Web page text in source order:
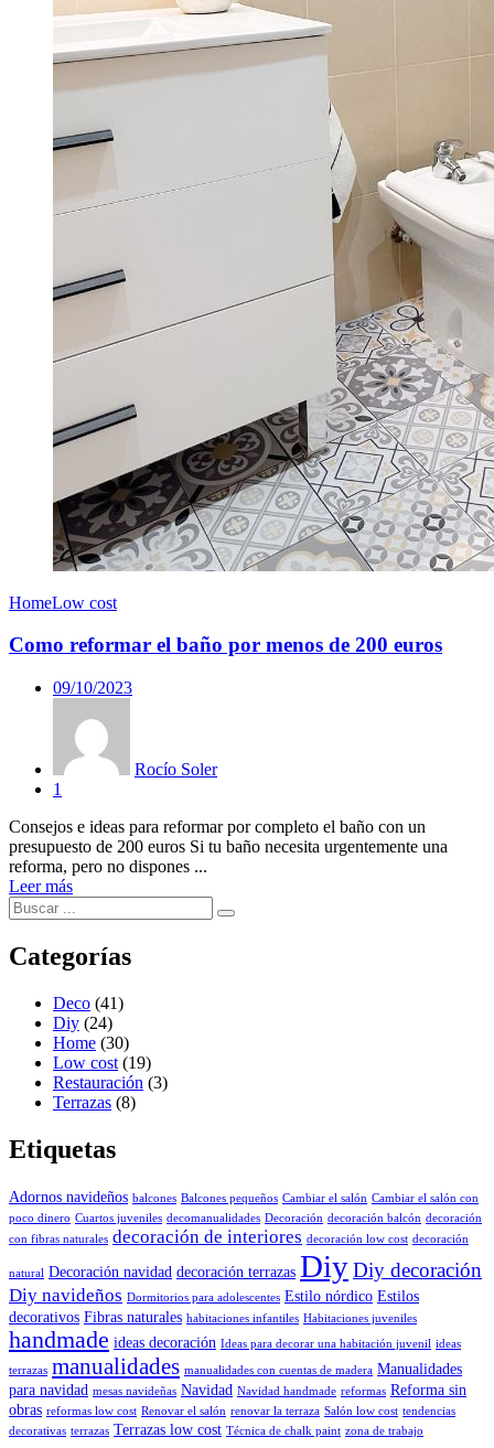
HomeLow cost
Como reformar el baño por menos de 200 euros
09/10/2023
Rocío Soler
1
Consejos e ideas para reformar por completo el baño con un
presupuesto de 200 euros Si tu baño necesita urgentemente una
reforma, pero no dispones ...
Leer más
Categorías
Deco (41)
Diy (24)
Home (30)
Low cost (19)
Restauración (3)
Terrazas (8)
Etiquetas
Adornos navideños balcones Balcones pequeños Cambiar el salón Cambiar el salón con
poco dinero Cuartos juveniles decomanualidades Decoración decoración balcón decoración
con fibras naturales decoración de interiores decoración low cost decoración
natural Decoración navidad decoración terrazas DiyDiy decoración
Diy navideños Dormitorios para adolescentes Estilo nórdico Estilos
decorativos Fibras naturales habitaciones infantiles Habitaciones juveniles
handmade ideas decoración Ideas para decorar una habitación juvenil ideas
terrazas manualidades manualidades con cuentas de madera Manualidades
para navidad mesas navideñas Navidad Navidad handmade reformas Reforma sin
obras reformas low cost Renovar el salón renovar la terraza Salón low cost tendencias
decorativas terrazas Terrazas low cost Técnica de chalk paint zona de trabajo